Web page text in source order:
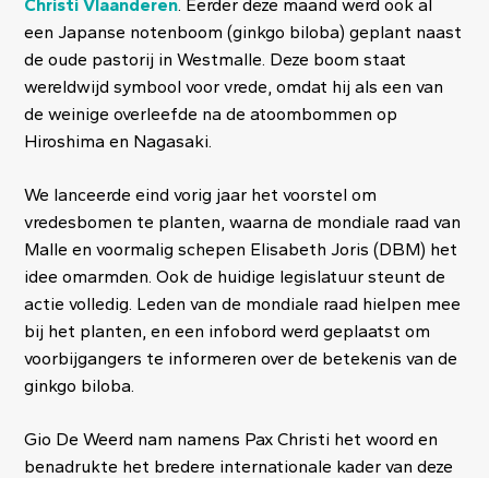
Christi Vlaanderen. Eerder deze maand werd ook al
een Japanse notenboom (ginkgo biloba) geplant naast
de oude pastorij in Westmalle. Deze boom staat
wereldwijd symbool voor vrede, omdat hij als een van
de weinige overleefde na de atoombommen op
Hiroshima en Nagasaki.
We lanceerde eind vorig jaar het voorstel om
vredesbomen te planten, waarna de mondiale raad van
Malle en voormalig schepen Elisabeth Joris (DBM) het
idee omarmden. Ook de huidige legislatuur steunt de
actie volledig. Leden van de mondiale raad hielpen mee
bij het planten, en een infobord werd geplaatst om
voorbijgangers te informeren over de betekenis van de
ginkgo biloba.
Gio De Weerd nam namens Pax Christi het woord en
benadrukte het bredere internationale kader van deze